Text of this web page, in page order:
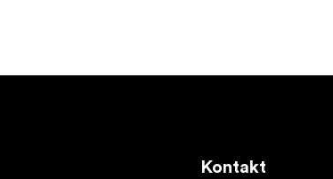
Kontakt